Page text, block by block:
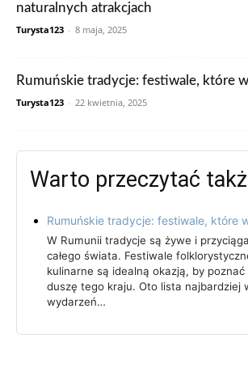
naturalnych atrakcjach
Turysta123 - 8 maja, 2025
Rumuńskie tradycje: festiwale, które
Turysta123 - 22 kwietnia, 2025
Warto przeczytać
Rumuńskie tradycje: festiwale, które
W Rumunii tradycje są żywe i
całego świata. Festiwale
kulinarne są idealną okazją, by
duszę tego kraju. Oto lista najbardziej
wydarzeń…